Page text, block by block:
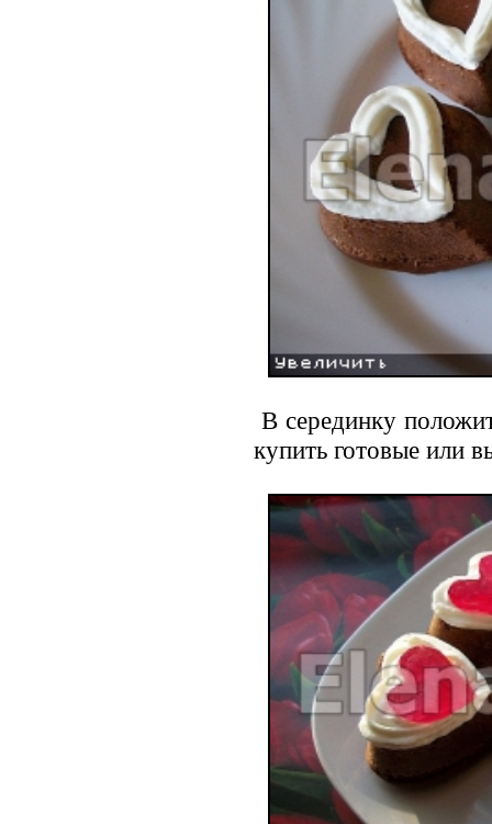
В серединку
купить готовые или